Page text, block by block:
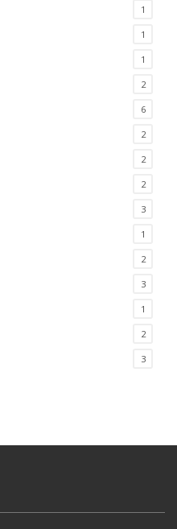
1
1
1
2
6
2
2
2
3
1
2
3
1
2
3